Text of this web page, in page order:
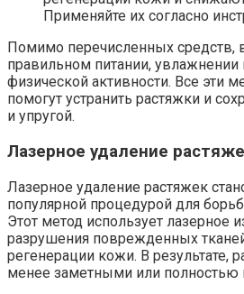
Применяйте их согласно
Помимо перечисленных средств,
правильном питании,
физической активности. Все эти
помогут устранить растяжки и
и упругой.
Лазерное удаление
Лазерное удаление растяжек
популярной процедурой для
Этот метод использует лазерное
разрушения поврежденных
регенерации кожи. В результате,
менее заметными или полностью